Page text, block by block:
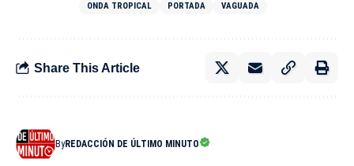
ONDA TROPICAL
PORTADA VAGUADA
Share This Article
ByREDACCIÓN DE ÚLTIMO MINUTO